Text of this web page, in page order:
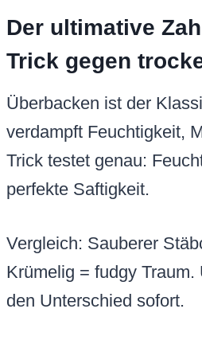
Der ultimative
Trick gegen
Überbacken ist der
verdampft Feuchtigkeit,
Trick testet genau:
perfekte Saftigkeit.
Vergleich: Sauberer
Krümelig = fudgy
den Unterschied sofort.